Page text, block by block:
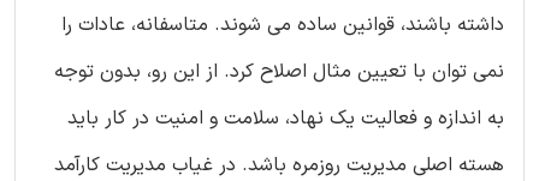
داشته باشند، قوانین ساده می شوند. متاسفانه، عادات را
نمی توان با تعیین مثال اصلاح کرد. از این رو، بدون توجه
به اندازه و فعالیت یک نهاد، سلامت و امنیت در کار باید
هسته اصلی مدیریت روزمره باشد. در غیاب مدیریت کارآمد